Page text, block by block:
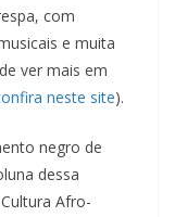
com
e muita
ver mais em
neste site).
negro de
dessa
Afro-